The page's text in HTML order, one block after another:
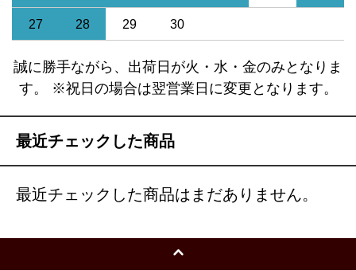
27 28 29 30
誠に勝手ながら、出荷日が火・水・金のみとなりま
す。 ※祝日の場合は翌営業日に変更となります。
最近チェックした商品
最近チェックした商品はまだありません。